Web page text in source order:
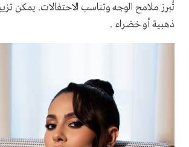
تُبرز ملامح الوجه وتناسب الاحتفالات. يمكن
ذهبية أو خضراء .